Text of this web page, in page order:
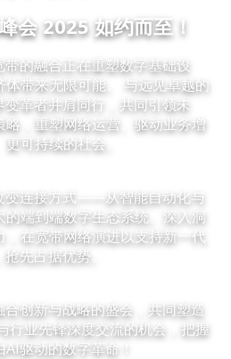
会 2025 如约而至！
的融合正在重塑数字基础设
带来无限可能。 与远见卓越的
革者并肩同行，共同引领未
略，重塑网络运营、驱动业务增
可持续的社会。
变连接方式——从智能自动化与
的端到端数字生态系统。深入洞
在宽带网络演进以支持新一代
先占据优势。
创新与战略的盛会，共同塑造
行业先锋深度交流的机会，把握
驱动的数字革命！